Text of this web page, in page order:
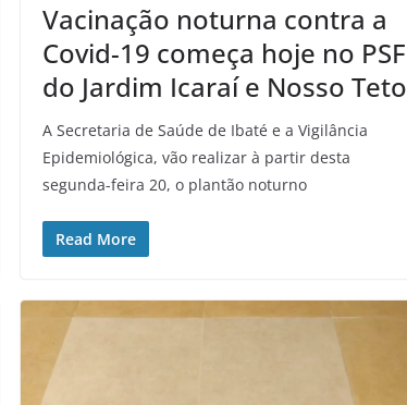
Vacinação noturna contra a
Covid-19 começa hoje no PSF
do Jardim Icaraí e Nosso Teto
A Secretaria de Saúde de Ibaté e a Vigilância
Epidemiológica, vão realizar à partir desta
segunda-feira 20, o plantão noturno
Read More